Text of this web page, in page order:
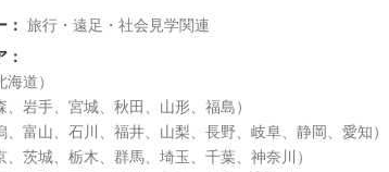
： 旅行・遠足・社会見学関連
：
道）
岩手、宮城、秋田、山形、福島）
、富山、石川、福井、山梨、長野、岐阜、静岡、愛知）
、茨城、栃木、群馬、埼玉、千葉、神奈川）